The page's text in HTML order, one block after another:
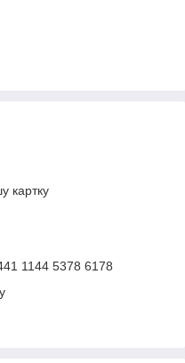
картку
1144 5378 6178